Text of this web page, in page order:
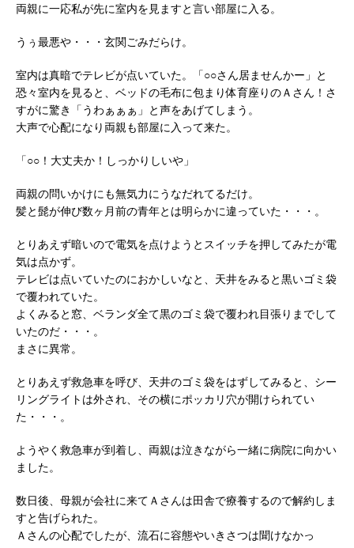
両親に一応私が先に室内を見ますと言い部屋に入る。
うぅ最悪や・・・玄関ごみだらけ。
室内は真暗でテレビが点いていた。「○○さん居ませんかー」と
恐々室内を見ると、ベッドの毛布に包まり体育座りのＡさん！さ
すがに驚き「うわぁぁぁ」と声をあげてしまう。
大声で心配になり両親も部屋に入って来た。
「○○！大丈夫か！しっかりしいや」
両親の問いかけにも無気力にうなだれてるだけ。
髪と髭が伸び数ヶ月前の青年とは明らかに違っていた・・・。
とりあえず暗いので電気を点けようとスイッチを押してみたが電
気は点かず。
テレビは点いていたのにおかしいなと、天井をみると黒いゴミ袋
で覆われていた。
よくみると窓、ベランダ全て黒のゴミ袋で覆われ目張りまでして
いたのだ・・・。
まさに異常。
とりあえず救急車を呼び、天井のゴミ袋をはずしてみると、シー
リングライトは外され、その横にポッカリ穴が開けられてい
た・・・。
ようやく救急車が到着し、両親は泣きながら一緒に病院に向かい
ました。
数日後、母親が会社に来てＡさんは田舎で療養するので解約しま
すと告げられた。
Ａさんの心配でしたが、流石に容態やいきさつは聞けなかっ